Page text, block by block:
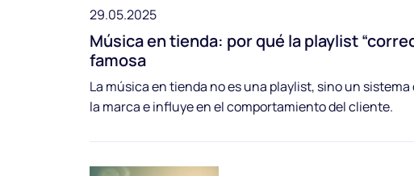
29.05.2025
Música en tienda: por qué la playlist
famosa
La música en tienda no es una playlist, sino un
la marca e influye en el comportamiento del cliente.